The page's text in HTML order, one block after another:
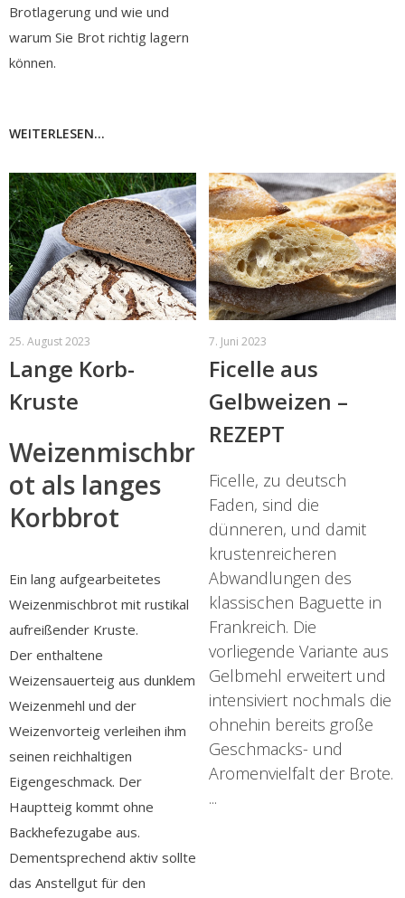
Brotlagerung und wie und
warum Sie Brot richtig lagern
können.
WEITERLESEN...
25. August 2023
Lange Korb-
Kruste
Weizenmischbr
ot als langes
Korbbrot
Ein lang aufgearbeitetes
Weizenmischbrot mit rustikal
aufreißender Kruste.
Der enthaltene
Weizensauerteig aus dunklem
Weizenmehl und der
Weizenvorteig verleihen ihm
seinen reichhaltigen
Eigengeschmack. Der
Hauptteig kommt ohne
Backhefezugabe aus.
Dementsprechend aktiv sollte
das Anstellgut für den
7. Juni 2023
Ficelle aus
Gelbweizen –
REZEPT
Ficelle, zu deutsch
Faden, sind die
dünneren, und damit
krustenreicheren
Abwandlungen des
klassischen Baguette in
Frankreich. Die
vorliegende Variante aus
Gelbmehl erweitert und
intensiviert nochmals die
ohnehin bereits große
Geschmacks- und
Aromenvielfalt der Brote.
...